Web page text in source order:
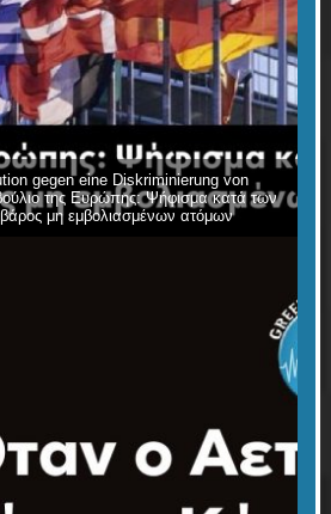
gegen eine Diskriminierung von
της Ευρώπης: Ψήφισμα κατά των
βάρος μη εμβολιασμένων ατόμων